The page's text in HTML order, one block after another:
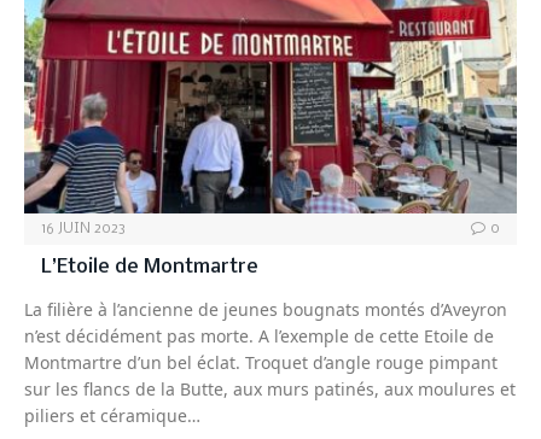
16 JUIN 2023 0
L’Etoile de Montmartre
La filière à l’ancienne de jeunes bougnats montés d’Aveyron
n’est décidément pas morte. A l’exemple de cette Etoile de
Montmartre d’un bel éclat. Troquet d’angle rouge pimpant
sur les flancs de la Butte, aux murs patinés, aux moulures et
piliers et céramique…